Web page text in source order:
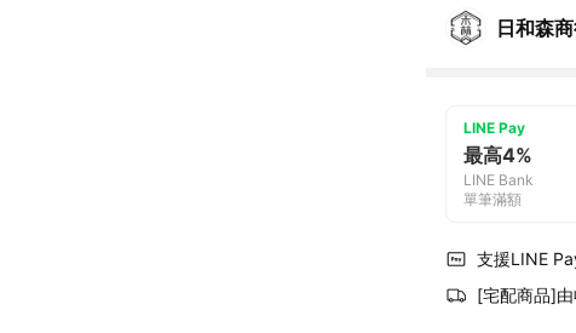
日和森
LINE Pay
最高4%
LINE Bank
單筆滿額
支援LINE
[宅配商品]由